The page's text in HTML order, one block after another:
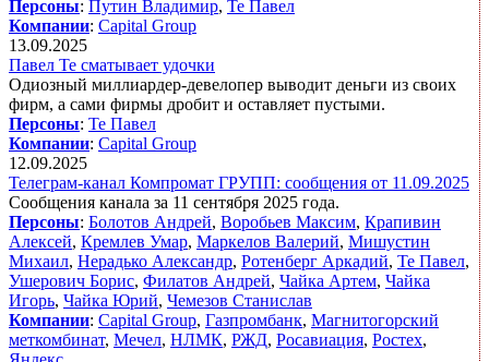
Персоны: Путин Владимир, Те Павел
Компании: Capital Group
13.09.2025
Павел Те сматывает удочки
Одиозный миллиардер-девелопер выводит деньги из своих
фирм, а сами фирмы дробит и оставляет пустыми.
Персоны: Те Павел
Компании: Capital Group
12.09.2025
Телеграм-канал Компромат ГРУПП: сообщения от 11.09.2025
Сообщения канала за 11 сентября 2025 года.
Персоны: Болотов Андрей, Воробьев Максим, Крапивин
Алексей, Кремлев Умар, Маркелов Валерий, Мишустин
Михаил, Нерадько Александр, Ротенберг Аркадий, Те Павел,
Ушерович Борис, Филатов Андрей, Чайка Артем, Чайка
Игорь, Чайка Юрий, Чемезов Станислав
Компании: Capital Group, Газпромбанк, Магнитогорский
меткомбинат, Мечел, НЛМК, РЖД, Росавиация, Ростех,